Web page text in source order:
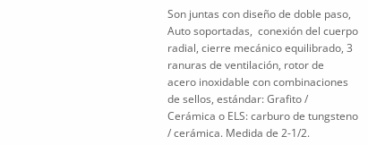
Son juntas con diseño de doble paso,
Auto soportadas, conexión del cuerpo
radial, cierre mecánico equilibrado, 3
ranuras de ventilación, rotor de
acero inoxidable con combinaciones
de sellos, estándar: Grafito /
Cerámica o ELS: carburo de tungsteno
/ cerámica. Medida de 2-1/2.